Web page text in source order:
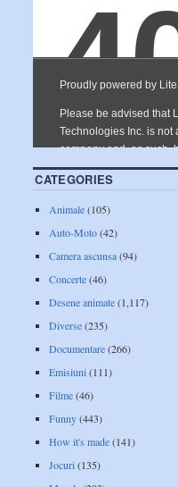
CATEGORIES
Animale(105)
Auto-Moto(42)
Camera ascunsa(94)
Concerte(46)
Desene animate(1,117)
Diverse(235)
Documentare(266)
Emisiuni(111)
Filme(46)
Funny(443)
How it's made(141)
Jocuri(135)